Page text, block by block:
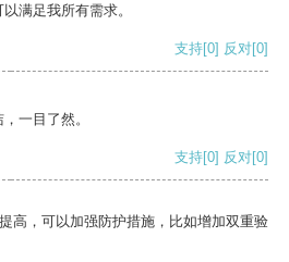
满足我所有需求。
支持[0] 反对[0]
一目了然。
支持[0] 反对[0]
高，可以加强防护措施，比如增加双重验